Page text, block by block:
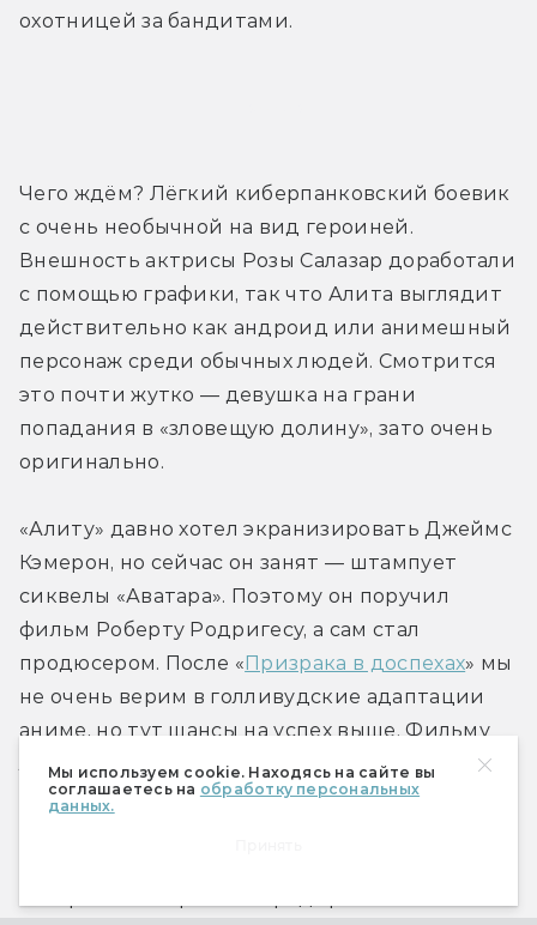
Мы используем cookie. Находясь на сайте вы
соглашаетесь на обработку персональных
данных.
охотницей за бандитами.
Чего ждём? Лёгкий киберпанковский боевик
с очень необычной на вид героиней.
Внешность актрисы Розы Салазар доработали
с помощью графики, так что Алита выглядит
действительно как андроид или анимешный
персонаж среди обычных людей. Смотрится
это почти жутко — девушка на грани
попадания в «зловещую долину», зато очень
оригинально.
«Алиту» давно хотел экранизировать Джеймс
Кэмерон, но сейчас он занят — штампует
сиквелы «Аватара». Поэтому он поручил
фильм Роберту Родригесу, а сам стал
продюсером. После «Призрака в доспехах» мы
не очень верим в голливудские адаптации
аниме, но тут шансы на успех выше. Фильму
легче выдержать сравнение, ведь «Алита» не
культовый шедевр вроде «Призрака» Осии.